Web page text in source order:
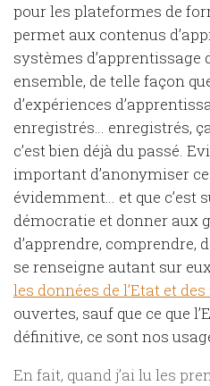
pour les plateformes de
permet aux contenus
systèmes
ensemble, de telle façon
d’expériences
enregistrés… enregistrés,
c’est bien déjà du passé.
important d’anonymiser
évidemment… et que c’est
démocratie et donner aux
d’apprendre, comprendre,
se renseigne autant sur
les données de l’Etat et
ouvertes, sauf que ce que
définitive, ce sont nos
En fait, quand j’ai lu les